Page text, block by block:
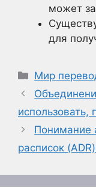
может
для
Рубрики
Мир
Понимание
расписок